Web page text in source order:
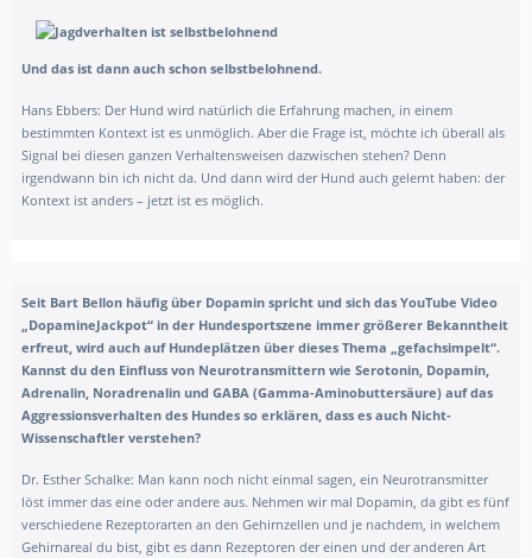
Und das ist dann auch schon selbstbelohnend.
Hans Ebbers: Der Hund wird natürlich die Erfahrung machen, in einem
bestimmten Kontext ist es unmöglich. Aber die Frage ist, möchte ich überall als
Signal bei diesen ganzen Verhaltensweisen dazwischen stehen? Denn
irgendwann bin ich nicht da. Und dann wird der Hund auch gelernt haben: der
Kontext ist anders – jetzt ist es möglich.
Seit Bart Bellon häufig über Dopamin spricht und sich das YouTube Video
„DopamineJackpot“ in der Hundesportszene immer größerer Bekanntheit
erfreut, wird auch auf Hundeplätzen über dieses Thema „gefachsimpelt“.
Kannst du den Einfluss von Neurotransmittern wie Serotonin, Dopamin,
Adrenalin, Noradrenalin und GABA (Gamma-Aminobuttersäure) auf das
Aggressionsverhalten des Hundes so erklären, dass es auch Nicht-
Wissenschaftler verstehen?
Dr. Esther Schalke: Man kann noch nicht einmal sagen, ein Neurotransmitter
löst immer das eine oder andere aus. Nehmen wir mal Dopamin, da gibt es fünf
verschiedene Rezeptorarten an den Gehirnzellen und je nachdem, in welchem
Gehirnareal du bist, gibt es dann Rezeptoren der einen und der anderen Art